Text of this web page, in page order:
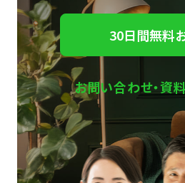
30日間無料
お問い合わせ・資